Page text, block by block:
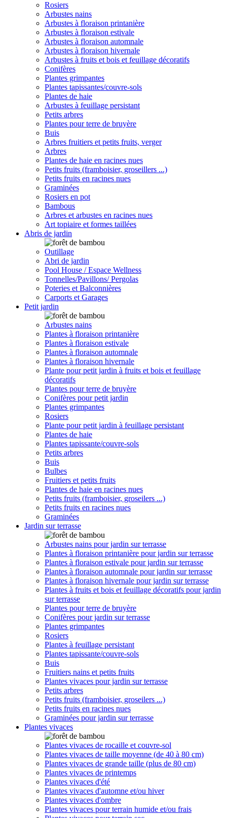
Rosiers
Arbustes nains
Arbustes à floraison printanière
Arbustes à floraison estivale
Arbustes à floraison automnale
Arbustes à floraison hivernale
Arbustes à fruits et bois et feuillage décoratifs
Conifères
Plantes grimpantes
Plantes tapissantes/couvre-sols
Plantes de haie
Arbustes à feuillage persistant
Petits arbres
Plantes pour terre de bruyère
Buis
Arbres fruitiers et petits fruits, verger
Arbres
Plantes de haie en racines nues
Petits fruits (framboisier, groseillers ...)
Petits fruits en racines nues
Graminées
Rosiers en pot
Bambous
Arbres et arbustes en racines nues
Art topiaire et formes taillées
Abris de jardin
Outillage
Abri de jardin
Pool House / Espace Wellness
Tonnelles/Pavillons/ Pergolas
Poteries et Balconnières
Carports et Garages
Petit jardin
Arbustes nains
Plantes à floraison printanière
Plantes à floraison estivale
Plantes à floraison automnale
Plantes à floraison hivernale
Plante pour petit jardin à fruits et bois et feuillage
décoratifs
Plantes pour terre de bruyère
Conifères pour petit jardin
Plantes grimpantes
Rosiers
Plante pour petit jardin à feuillage persistant
Plantes de haie
Plantes tapissante/couvre-sols
Petits arbres
Buis
Bulbes
Fruitiers et petits fruits
Plantes de haie en racines nues
Petits fruits (framboisier, groseilers ...)
Petits fruits en racines nues
Graminées
Jardin sur terrasse
Arbustes nains pour jardin sur terrasse
Plantes à floraison printanière pour jardin sur terrasse
Plantes à floraison estivale pour jardin sur terrasse
Plantes à floraison automnale pour jardin sur terrasse
Plantes à floraison hivernale pour jardin sur terrasse
Plantes à fruits et bois et feuillage décoratifs pour jardin
sur terrasse
Plantes pour terre de bruyère
Conifères pour jardin sur terrasse
Plantes grimpantes
Rosiers
Plantes à feuillage persistant
Plantes tapissante/couvre-sols
Buis
Fruitiers nains et petits fruits
Plantes vivaces pour jardin sur terrasse
Petits arbres
Petits fruits (framboisier, groseilers ...)
Petits fruits en racines nues
Graminées pour jardin sur terrasse
Plantes vivaces
Plantes vivaces de rocaille et couvre-sol
Plantes vivaces de taille moyenne (de 40 à 80 cm)
Plantes vivaces de grande taille (plus de 80 cm)
Plantes vivaces de printemps
Plantes vivaces d'été
Plantes vivaces d'automne et/ou hiver
Plantes vivaces d'ombre
Plantes vivaces pour terrain humide et/ou frais